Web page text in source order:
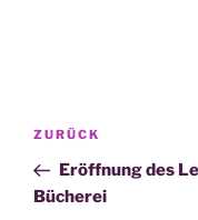
Vorheriger
Beitrag
ZURÜCK
Eröffnung des
Bücherei